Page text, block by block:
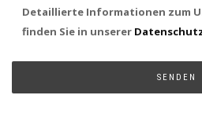
Detaillierte Informationen zum
finden Sie in unserer